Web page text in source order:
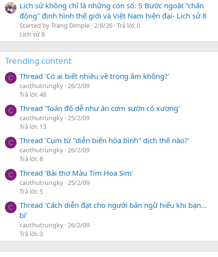
Lịch sử không chỉ là những con số: 5 Bước ngoặt "chấn
động" định hình thế giới và Việt Nam hiện đại- Lịch sử 8
Started by Trang Dimple 2/8/26 Trả lời: 0
Lịch sử 8
Trending content
C Thread 'Có ai biết nhiều về trọng âm không?'
caothutrungky 26/2/09
Trả lời: 48
C Thread 'Toán đố dễ như ăn cơm sườn có xương'
caothutrungky 25/2/09
Trả lời: 13
C Thread 'Cụm từ "diễn biến hòa bình" dịch thế nào?'
caothutrungky 26/2/09
Trả lời: 8
C Thread 'Bài thơ Màu Tím Hoa Sim'
caothutrungky 25/2/09
Trả lời: 5
C
Thread 'Cách diễn đạt cho người bản ngữ hiểu khi bạn…
bí'
caothutrungky 26/2/09
Trả lời: 3